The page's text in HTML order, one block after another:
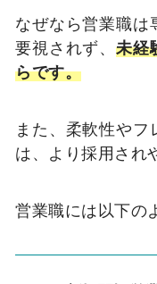
なぜなら営業職は
要視されず、 未経
らです。
また、柔軟性や
は、より採用され
営業職には以下の